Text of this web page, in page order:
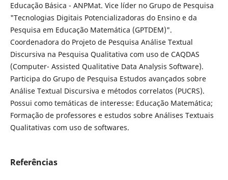
Educação Básica - ANPMat. Vice líder no Grupo de Pesquisa
"Tecnologias Digitais Potencializadoras do Ensino e da
Pesquisa em Educação Matemática (GPTDEM)".
Coordenadora do Projeto de Pesquisa Análise Textual
Discursiva na Pesquisa Qualitativa com uso de CAQDAS
(Computer- Assisted Qualitative Data Analysis Software).
Participa do Grupo de Pesquisa Estudos avançados sobre
Análise Textual Discursiva e métodos correlatos (PUCRS).
Possui como temáticas de interesse: Educação Matemática;
Formação de professores e estudos sobre Análises Textuais
Qualitativas com uso de softwares.
Referências